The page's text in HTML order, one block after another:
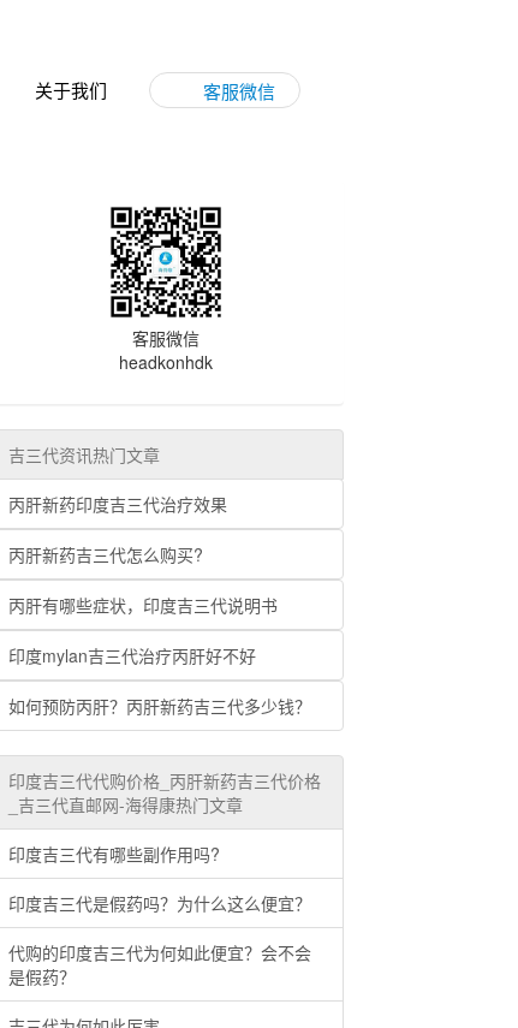
关于我们 客服微信
客服微信
headkonhdk
吉三代资讯热门文章
丙肝新药印度吉三代治疗效果
丙肝新药吉三代怎么购买?
丙肝有哪些症状，印度吉三代说明书
印度mylan吉三代治疗丙肝好不好
如何预防丙肝？丙肝新药吉三代多少钱？
印度吉三代代购价格_丙肝新药吉三代价格
_吉三代直邮网-海得康热门文章
印度吉三代有哪些副作用吗?
印度吉三代是假药吗？为什么这么便宜？
代购的印度吉三代为何如此便宜？会不会
是假药？